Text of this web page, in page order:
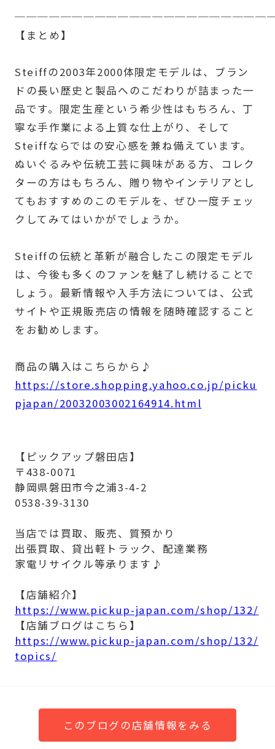
【まとめ】
Steiffの2003年2000体限定モデルは、ブラン
ドの長い歴史と製品へのこだわりが詰まった一
品です。限定生産という希少性はもちろん、丁
寧な手作業による上質な仕上がり、そして
Steiffならではの安心感を兼ね備えています。
ぬいぐるみや伝統工芸に興味がある方、コレク
ターの方はもちろん、贈り物やインテリアとし
てもおすすめのこのモデルを、ぜひ一度チェッ
クしてみてはいかがでしょうか。
Steiffの伝統と革新が融合したこの限定モデル
は、今後も多くのファンを魅了し続けることで
しょう。最新情報や入手方法については、公式
サイトや正規販売店の情報を随時確認すること
をお勧めします。
商品の購入はこちらから♪
https://store.shopping.yahoo.co.jp/picku
pjapan/20032003002164914.html
【ピックアップ磐田店】
〒438-0071
静岡県磐田市今之浦3-4-2
0538-39-3130
当店では買取、販売、質預かり
出張買取、貸出軽トラック、配達業務
家電リサイクル等承ります♪
【店舗紹介】
https://www.pickup-japan.com/shop/132/
【店舗ブログはこちら】
https://www.pickup-japan.com/shop/132/
topics/
このブログの店舗情報をみる